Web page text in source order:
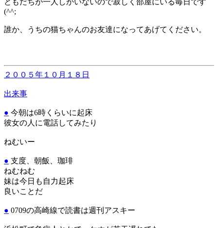
(^^;
誰か、うちの猫ちゃんのお友達になってあげてください。
２００５年１０月１８日
出来事
● 今朝は6時くらいに起床
彼女の人に電話してみたり
ねむいー
● 支度、朝飯、珈琲
ねむねむ
妹は今日も自力起床
良いことだ
● 0709の高崎線で読書は週刊アスキー